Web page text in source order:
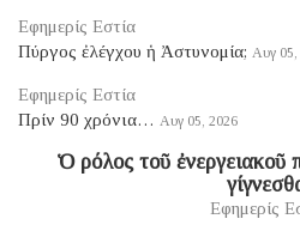
Εφημερίς Εστία
Πύργος ἐλέγχου ἡ Ἀστυνομία; Αυγ
Εφημερίς Εστία
Πρίν 90 χρόνια… Αυγ 05, 2026
Ὁ ρόλος τοῦ ἐνεργειακοῦ
Εφημερίς